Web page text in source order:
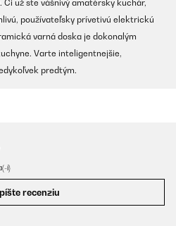
už ste vášnivý amatérsky kuchár,
používateľsky prívetivú elektrickú
varná doska je dokonalým
Varte inteligentnejšie,
predtým.
í)
recenziu